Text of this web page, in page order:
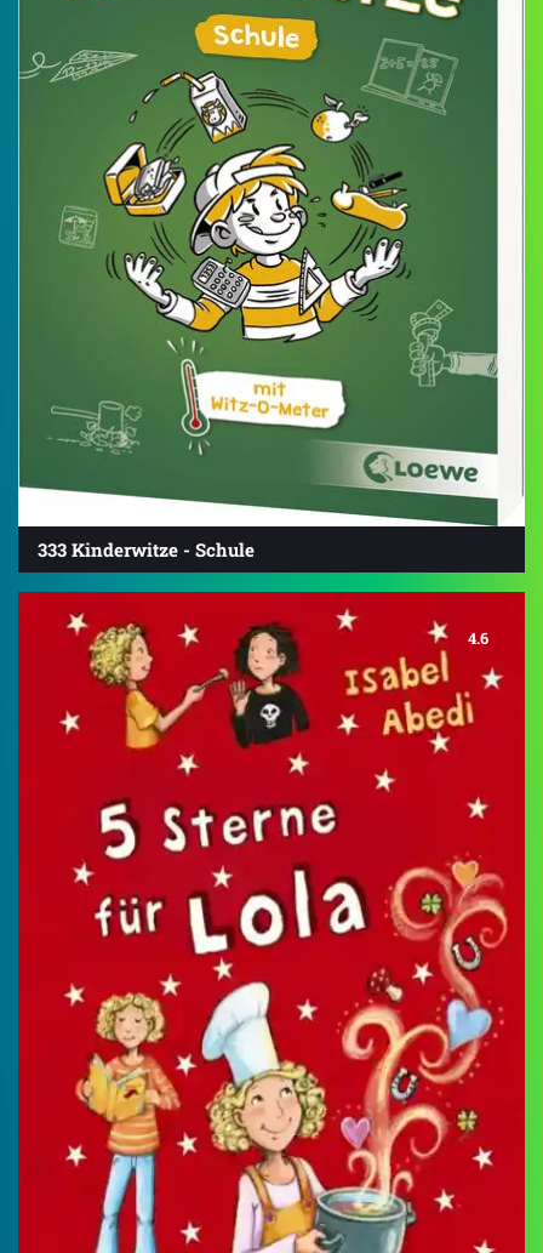
333 Kinderwitze - Schule
4.6